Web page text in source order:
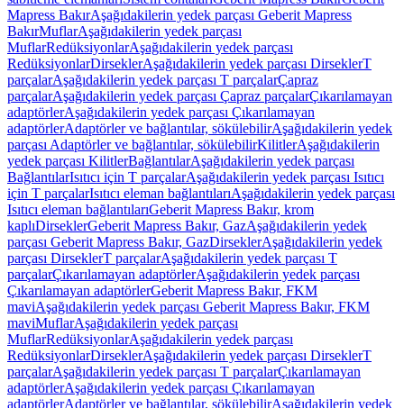
Mapress BakırAşağıdakilerin yedek parçası Geberit Mapress
BakırMuflarAşağıdakilerin yedek parçası
MuflarRedüksiyonlarAşağıdakilerin yedek parçası
RedüksiyonlarDirseklerAşağıdakilerin yedek parçası DirseklerT
parçalarAşağıdakilerin yedek parçası T parçalarÇapraz
parçalarAşağıdakilerin yedek parçası Çapraz parçalarÇıkarılamayan
adaptörlerAşağıdakilerin yedek parçası Çıkarılamayan
adaptörlerAdaptörler ve bağlantılar, sökülebilirAşağıdakilerin yedek
parçası Adaptörler ve bağlantılar, sökülebilirKilitlerAşağıdakilerin
yedek parçası KilitlerBağlantılarAşağıdakilerin yedek parçası
BağlantılarIsıtıcı için T parçalarAşağıdakilerin yedek parçası Isıtıcı
için T parçalarIsıtıcı eleman bağlantılarıAşağıdakilerin yedek parçası
Isıtıcı eleman bağlantılarıGeberit Mapress Bakır, krom
kaplıDirseklerGeberit Mapress Bakır, GazAşağıdakilerin yedek
parçası Geberit Mapress Bakır, GazDirseklerAşağıdakilerin yedek
parçası DirseklerT parçalarAşağıdakilerin yedek parçası T
parçalarÇıkarılamayan adaptörlerAşağıdakilerin yedek parçası
Çıkarılamayan adaptörlerGeberit Mapress Bakır, FKM
maviAşağıdakilerin yedek parçası Geberit Mapress Bakır, FKM
maviMuflarAşağıdakilerin yedek parçası
MuflarRedüksiyonlarAşağıdakilerin yedek parçası
RedüksiyonlarDirseklerAşağıdakilerin yedek parçası DirseklerT
parçalarAşağıdakilerin yedek parçası T parçalarÇıkarılamayan
adaptörlerAşağıdakilerin yedek parçası Çıkarılamayan
adaptörlerAdaptörler ve bağlantılar, sökülebilirAşağıdakilerin yedek